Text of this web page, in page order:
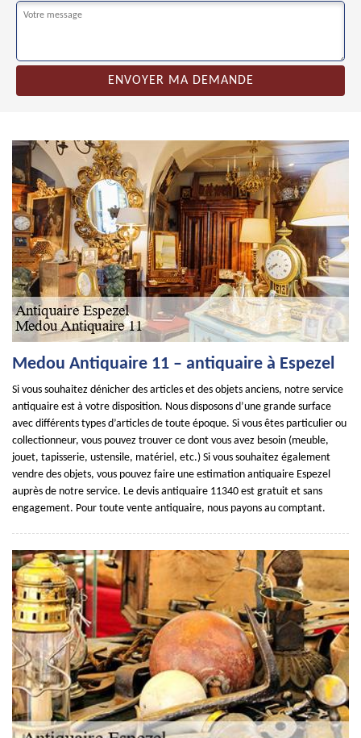
Medou Antiquaire 11 – antiquaire à Espezel
Si vous souhaitez dénicher des articles et des objets anciens, notre service
antiquaire est à votre disposition. Nous disposons d’une grande surface
avec différents types d’articles de toute époque. Si vous êtes particulier ou
collectionneur, vous pouvez trouver ce dont vous avez besoin (meuble,
jouet, tapisserie, ustensile, matériel, etc.) Si vous souhaitez également
vendre des objets, vous pouvez faire une estimation antiquaire Espezel
auprès de notre service. Le devis antiquaire 11340 est gratuit et sans
engagement. Pour toute vente antiquaire, nous payons au comptant.